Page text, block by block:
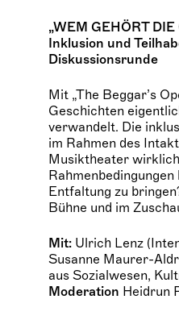
„WEM GEHÖRT DIE
Inklusion und
Diskussionsrunde
Mit „The Beggar’s
Geschichten
verwandelt. Die
im Rahmen des
Musiktheater
Entfaltung zu
Bühne und im
Mit: Ulrich Lenz
Susanne Maurer-
aus Sozialwesen,
Moderation Heidrun